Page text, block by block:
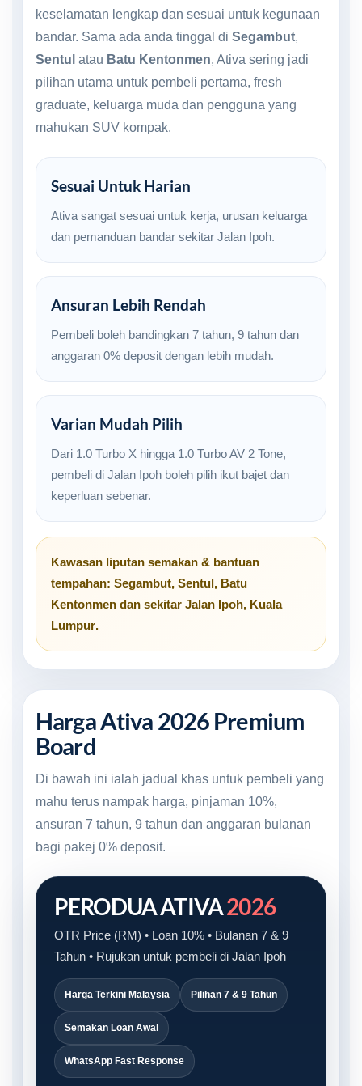
keselamatan lengkap dan sesuai untuk kegunaan
bandar. Sama ada anda tinggal di Segambut,
Sentul atau Batu Kentonmen, Ativa sering jadi
pilihan utama untuk pembeli pertama, fresh
graduate, keluarga muda dan pengguna yang
mahukan SUV kompak.
Sesuai Untuk Harian
Ativa sangat sesuai untuk kerja, urusan keluarga
dan pemanduan bandar sekitar Jalan Ipoh.
Ansuran Lebih Rendah
Pembeli boleh bandingkan 7 tahun, 9 tahun dan
anggaran 0% deposit dengan lebih mudah.
Varian Mudah Pilih
Dari 1.0 Turbo X hingga 1.0 Turbo AV 2 Tone,
pembeli di Jalan Ipoh boleh pilih ikut bajet dan
keperluan sebenar.
Kawasan liputan semakan & bantuan
tempahan: Segambut, Sentul, Batu
Kentonmen dan sekitar Jalan Ipoh, Kuala
Lumpur.
Harga Ativa 2026 Premium
Board
Di bawah ini ialah jadual khas untuk pembeli yang
mahu terus nampak harga, pinjaman 10%,
ansuran 7 tahun, 9 tahun dan anggaran bulanan
bagi pakej 0% deposit.
PERODUA ATIVA2026
OTR Price (RM) • Loan 10% • Bulanan 7 & 9
Tahun • Rujukan untuk pembeli di Jalan Ipoh
Harga Terkini Malaysia Pilihan 7 & 9 Tahun
Semakan Loan Awal
WhatsApp Fast Response